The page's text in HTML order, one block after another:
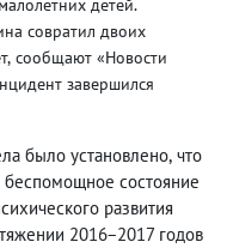
детей.
совратил двоих
, сообщают «Новости
завершился
было установлено, что
беспомощное состояние
развития
2016−2017 годов